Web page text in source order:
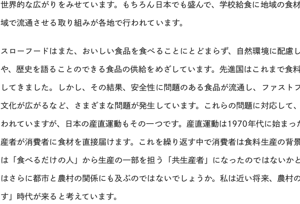
世界的な広がりをみせています。もちろん日本でも盛んで、学校給食に地域の食
域で流通させる取り組みが各地で行われています。
スローフードはまた、おいしい食品を食べることにとどまらず、自然環境に配慮
や、歴史を語ることのできる食品の供給をめざしています。先進国はこれまで食
してきました。しかし、その結果、安全性に問題のある食品が流通し、ファスト
文化が広がるなど、さまざまな問題が発生しています。これらの問題に対応して
われていますが、日本の産直運動もその一つです。産直運動は1970年代に始まっ
産者が消費者に食材を直接届けます。これを繰り返す中で消費者は食料生産の背
は「食べるだけの人」から生産の一部を担う「共生産者」になったのではないか
はさらに都市と農村の関係にも及ぶのではないでしょうか。私は近い将来、農村
す」時代が来ると考えています。